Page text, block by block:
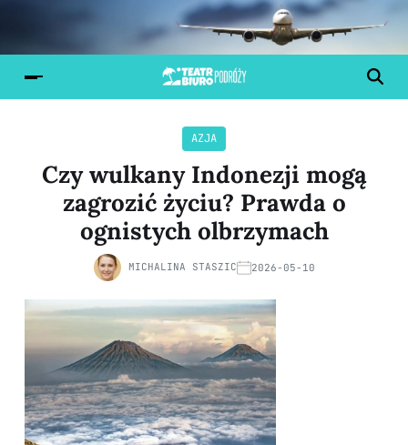
AZJA
Czy wulkany Indonezji mogą
zagrozić życiu? Prawda o
ognistych olbrzymach
MICHALINA STASZIC 2026-05-10